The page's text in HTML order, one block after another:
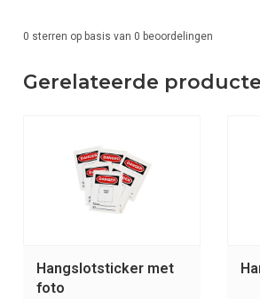
0 sterren op basis van 0 beoordelingen
Gerelateerde
Hangslotsticker met
foto